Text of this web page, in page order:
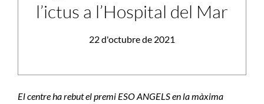
l’ictus a l’Hospital del Mar
22 d'octubre de 2021
El centre ha rebut el premi ESO ANGELS en la màxima